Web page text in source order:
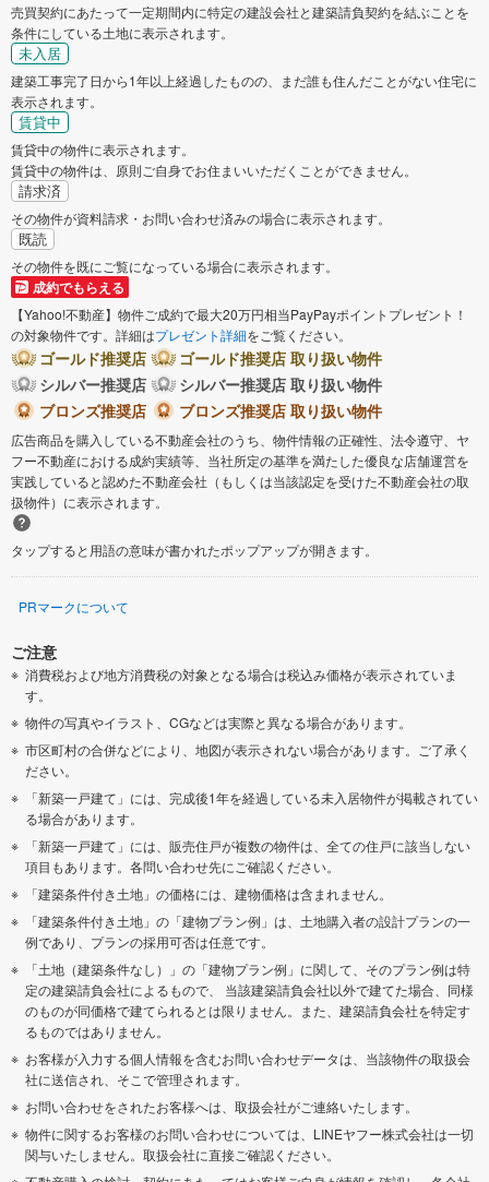
稲城市 羽村市
あきる野市 西東京市
西多摩郡瑞穂町
西多摩郡檜原村
大島町
売買契約にあたって一定期間内に特定の建設会社と建築請負契約を結ぶことを
条件にしている土地に表示されます。
未入居
建築工事完了日から1年以上経過したものの、まだ誰も住んだことがない住宅に
表示されます。
賃貸中
賃貸中の物件に表示されます。
賃貸中の物件は、原則ご自身でお住まいいただくことができません。
請求済
その物件が資料請求・お問い合わせ済みの場合に表示されます。
既読
その物件を既にご覧になっている場合に表示されます。
成約でもらえる
【Yahoo!不動産】物件ご成約で最大20万円相当PayPayポイントプレゼント！
の対象物件です。詳細はプレゼント詳細をご覧ください。
ゴールド推奨店
ゴールド推奨店 取り扱い物件
シルバー推奨店
シルバー推奨店 取り扱い物件
ブロンズ推奨店
ブロンズ推奨店 取り扱い物件
広告商品を購入している不動産会社のうち、物件情報の正確性、法令遵守、ヤ
フー不動産における成約実績等、当社所定の基準を満たした優良な店舗運営を
実践していると認めた不動産会社（もしくは当該認定を受けた不動産会社の取
扱物件）に表示されます。
タップすると用語の意味が書かれたポップアップが開きます。
PRマークについて
ご注意
消費税および地方消費税の対象となる場合は税込み価格が表示されていま
す。
物件の写真やイラスト、CGなどは実際と異なる場合があります。
市区町村の合併などにより、地図が表示されない場合があります。ご了承く
ださい。
「新築一戸建て」には、完成後1年を経過している未入居物件が掲載されてい
る場合があります。
「新築一戸建て」には、販売住戸が複数の物件は、全ての住戸に該当しない
項目もあります。各問い合わせ先にご確認ください。
「建築条件付き土地」の価格には、建物価格は含まれません。
「建築条件付き土地」の「建物プラン例」は、土地購入者の設計プランの一
例であり、プランの採用可否は任意です。
「土地（建築条件なし）」の「建物プラン例」に関して、そのプラン例は特
定の建築請負会社によるもので、 当該建築請負会社以外で建てた場合、同様
のものが同価格で建てられるとは限りません。また、建築請負会社を特定す
るものではありません。
お客様が入力する個人情報を含むお問い合わせデータは、当該物件の取扱会
社に送信され、そこで管理されます。
お問い合わせをされたお客様へは、取扱会社がご連絡いたします。
物件に関するお客様のお問い合わせについては、LINEヤフー株式会社は一切
関与いたしません。取扱会社に直接ご確認ください。